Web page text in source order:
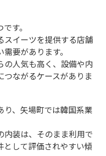
す。
スイーツを提供する店舗
要があります。
の人気も高く、設備や内
ながるケースがありま
り、矢場町では韓国系業
内装は、そのまま利用で
として評価されやすい傾